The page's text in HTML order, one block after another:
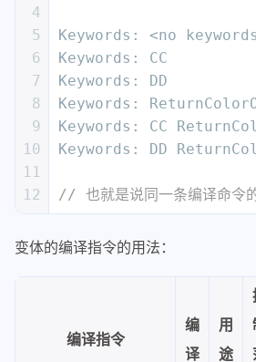
4
5
6
7
8
9
10
11
12
Keywords: <no
Keywords: CC
Keywords: DD
Keywords:
Keywords: CC
Keywords: DD
// 也就是说同一条编译命令
变体的编译指令的用法：
编译指令
编
译
用
途